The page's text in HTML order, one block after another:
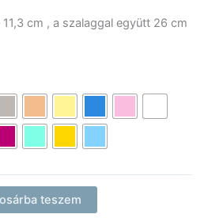
cm , a szalaggal együtt 26 cm
teszem